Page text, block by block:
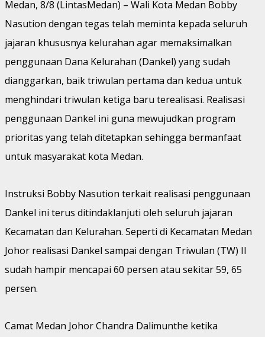
Medan, 8/8 (LintasMedan) – Wali Kota Medan Bobby
Nasution dengan tegas telah meminta kepada seluruh
jajaran khususnya kelurahan agar memaksimalkan
penggunaan Dana Kelurahan (Dankel) yang sudah
dianggarkan, baik triwulan pertama dan kedua untuk
menghindari triwulan ketiga baru terealisasi. Realisasi
penggunaan Dankel ini guna mewujudkan program
prioritas yang telah ditetapkan sehingga bermanfaat
untuk masyarakat kota Medan.
Instruksi Bobby Nasution terkait realisasi penggunaan
Dankel ini terus ditindaklanjuti oleh seluruh jajaran
Kecamatan dan Kelurahan. Seperti di Kecamatan Medan
Johor realisasi Dankel sampai dengan Triwulan (TW) II
sudah hampir mencapai 60 persen atau sekitar 59, 65
persen.
Camat Medan Johor Chandra Dalimunthe ketika